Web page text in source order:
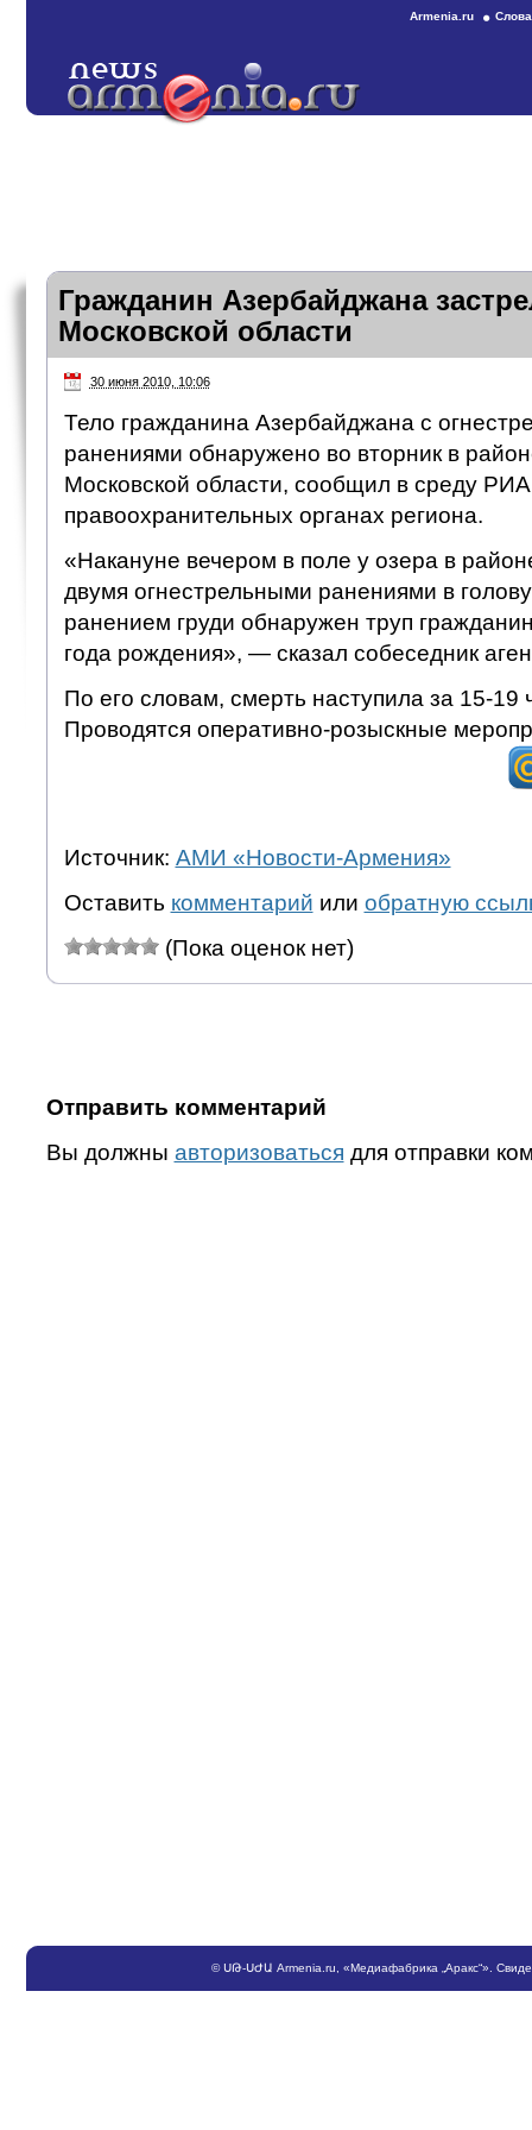
Armenia.ru
Гражданин Азербайджана
Московской области
30 июня 2010, 10:06
Тело гражданина Азербайджана с
ранениями обнаружено во вторник в
Московской области, сообщил в среду
правоохранительных органах региона.
«Накануне вечером в поле у озера в
двумя огнестрельными ранениями в
ранением груди обнаружен труп
года рождения», — сказал собеседник
По его словам, смерть наступила за 15-19
Проводятся оперативно-розыскные
Источник: АМИ «Новости-Армения»
Оставить комментарий или обратную
(Пока оценок нет)
Отправить комментарий
Вы должны авторизоваться для отправки
©ՍԹ-ՍԺԱ Armenia.ru , «Медиафабрика „Аракс“».